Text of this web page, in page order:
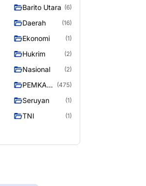
Barito Utara (6)
Daerah (16)
Ekonomi (1)
Hukrim (2)
Nasional (2)
PEMKAB
RAYA
(475)
Seruyan (1)
TNI (1)